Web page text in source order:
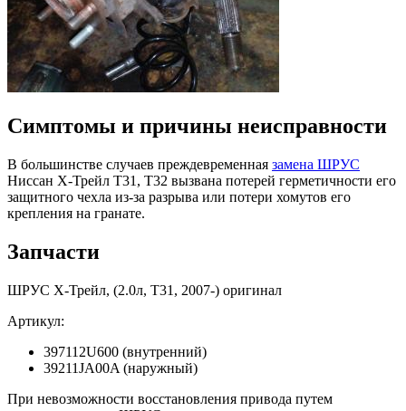
Симптомы и причины неисправности
В большинстве случаев преждевременная замена ШРУС
Ниссан Х-Трейл Т31, Т32 вызвана потерей герметичности его
защитного чехла из-за разрыва или потери хомутов его
крепления на гранате.
Запчасти
ШРУС Х-Трейл, (2.0л, Т31, 2007-) оригинал
Артикул:
397112U600 (внутренний)
39211JA00A (наружный)
При невозможности восстановления привода путем